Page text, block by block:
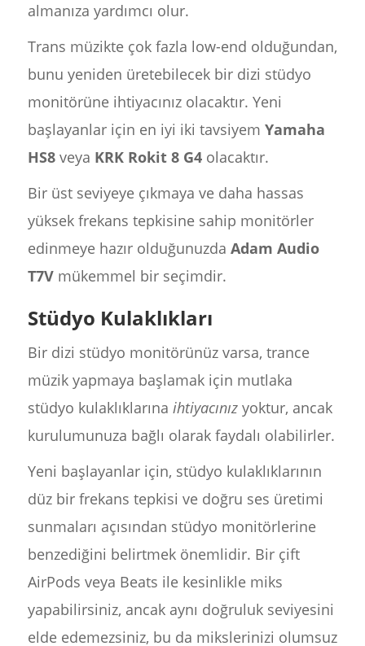
almanıza yardımcı olur.
Trans müzikte çok fazla low-end olduğundan,
bunu yeniden üretebilecek bir dizi stüdyo
monitörüne ihtiyacınız olacaktır. Yeni
başlayanlar için en iyi iki tavsiyem Yamaha
HS8veya KRK Rokit 8 G4olacaktır.
Bir üst seviyeye çıkmaya ve daha hassas
yüksek frekans tepkisine sahip monitörler
edinmeye hazır olduğunuzda Adam Audio
T7Vmükemmel bir seçimdir.
Stüdyo Kulaklıkları
Bir dizi stüdyo monitörünüz varsa, trance
müzik yapmaya başlamak için mutlaka
stüdyo kulaklıklarına ihtiyacınızyoktur, ancak
kurulumunuza bağlı olarak faydalı olabilirler.
Yeni başlayanlar için, stüdyo kulaklıklarının
düz bir frekans tepkisi ve doğru ses üretimi
sunmaları açısından stüdyo monitörlerine
benzediğini belirtmek önemlidir. Bir çift
AirPods veya Beats ile kesinlikle miks
yapabilirsiniz, ancak aynı doğruluk seviyesini
elde edemezsiniz, bu da mikslerinizi olumsuz